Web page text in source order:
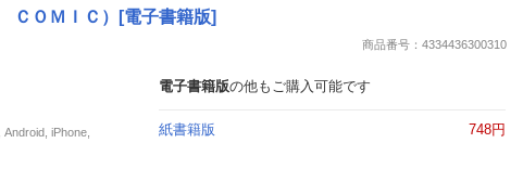
ＯＭＩＣ）[電子書籍版]
商品番号：4334436300310
iPhone,
電子書籍版の他もご購入可能です
紙書籍版 748円